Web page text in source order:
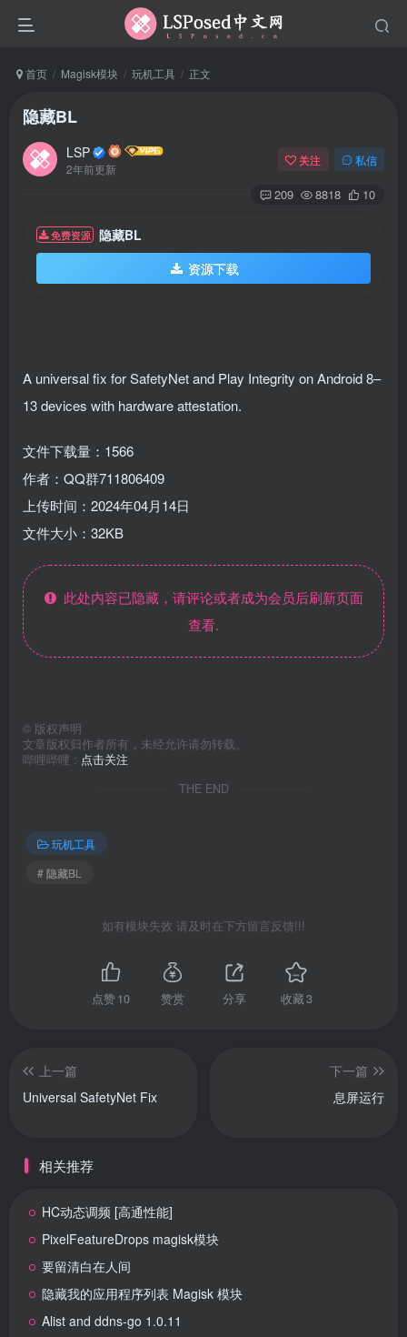
首页 Magisk模块 玩机工具 正文
隐藏BL
LSP
2年前更新
关注 私信
209 8818 10
免费资源 隐藏BL
资源下载
A universal fix for SafetyNet and Play Integrity on Android 8–
13 devices with hardware attestation.
文件下载量：1566
作者：QQ群711806409
上传时间：2024年04月14日
文件大小：32KB
此处内容已隐藏，请评论或者成为会员后刷新页面
查看.
© 版权声明
文章版权归作者所有，未经允许请勿转载。
哔哩哔哩 : 点击关注
THE END
玩机工具
# 隐藏BL
如有模块失效 请及时在下方留言反馈!!!
点赞10 赞赏 分享 收藏3
上一篇
Universal SafetyNet Fix
下一篇
息屏运行
相关推荐
HC动态调频 [高通性能]
PixelFeatureDrops magisk模块
要留清白在人间
隐藏我的应用程序列表 Magisk 模块
Alist and ddns-go 1.0.11